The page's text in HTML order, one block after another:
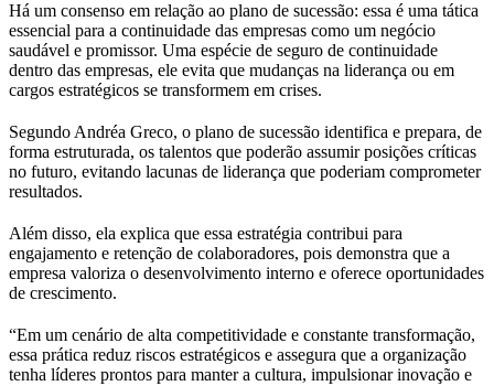
Há um consenso em relação ao plano de sucessão: essa é uma tática
essencial para a continuidade das empresas como um negócio
saudável e promissor. Uma espécie de seguro de continuidade
dentro das empresas, ele evita que mudanças na liderança ou em
cargos estratégicos se transformem em crises.
Segundo Andréa Greco, o plano de sucessão identifica e prepara, de
forma estruturada, os talentos que poderão assumir posições críticas
no futuro, evitando lacunas de liderança que poderiam comprometer
resultados.
Além disso, ela explica que essa estratégia contribui para
engajamento e retenção de colaboradores, pois demonstra que a
empresa valoriza o desenvolvimento interno e oferece oportunidades
de crescimento.
“Em um cenário de alta competitividade e constante transformação,
essa prática reduz riscos estratégicos e assegura que a organização
tenha líderes prontos para manter a cultura, impulsionar inovação e